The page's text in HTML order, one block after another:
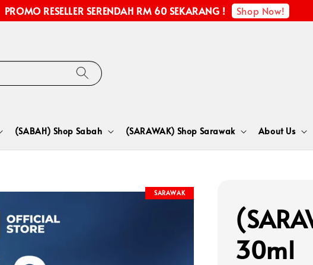
PROMO RESELLER SERENDAH RM 60 SEKARANG ! Shop Now!
(SABAH) Shop Sabah (SARAWAK) Shop Sarawak About Us
SARAWAK
30ml